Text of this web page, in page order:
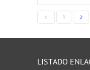
< 1 2
LISTADO